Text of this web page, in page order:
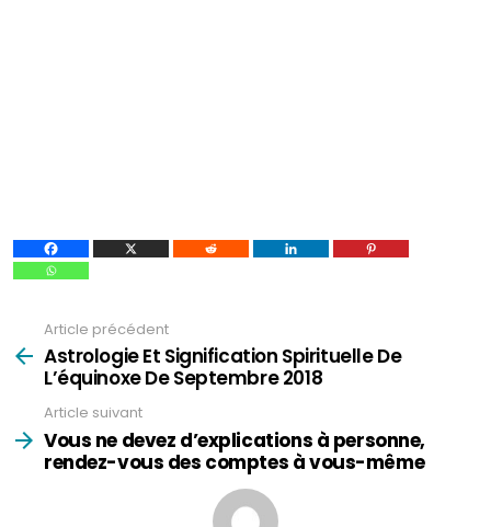
plus
Article précédent
Astrologie Et Signification Spirituelle De
L’équinoxe De Septembre 2018
Article suivant
Vous ne devez d’explications à personne,
rendez-vous des comptes à vous-même